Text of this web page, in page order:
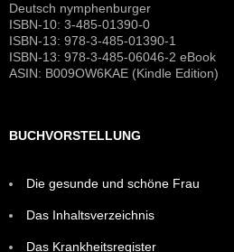
Deutsch nymphenburger
ISBN-10: 3-485-01390-0
ISBN-13: 978-3-485-01390-1
ISBN-13: 978-3-485-06046-2 eBook
ASIN: B009OW6KAE (Kindle Edition)
BUCHVORSTELLUNG
Die gesunde und schöne Frau
Das Inhaltsverzeichnis
Das Krankheitsregister